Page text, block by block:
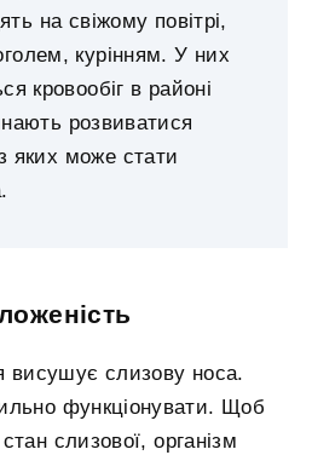
на свіжому повітрі,
курінням. У них
кровообіг в районі
розвиватися
яких може стати
висушує слизову носа.
функціонувати. Щоб
слизової, організм